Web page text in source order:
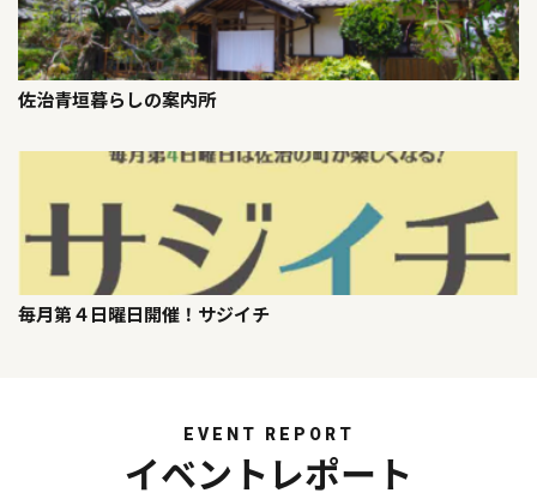
佐治青垣暮らしの案内所
毎月第４日曜日開催！サジイチ
EVENT REPORT
イベントレポート